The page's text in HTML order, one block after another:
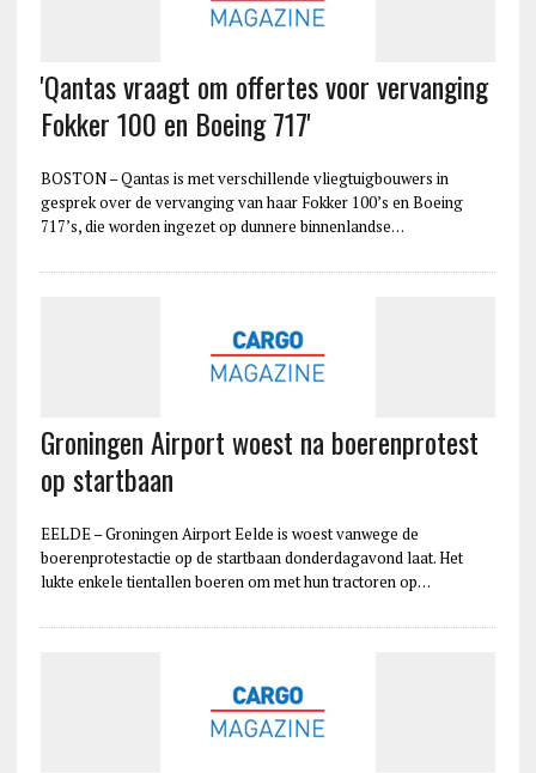
'Qantas vraagt om offertes voor vervanging
Fokker 100 en Boeing 717'
BOSTON – Qantas is met verschillende vliegtuigbouwers in
gesprek over de vervanging van haar Fokker 100’s en Boeing
717’s, die worden ingezet op dunnere binnenlandse…
Groningen Airport woest na boerenprotest
op startbaan
EELDE – Groningen Airport Eelde is woest vanwege de
boerenprotestactie op de startbaan donderdagavond laat. Het
lukte enkele tientallen boeren om met hun tractoren op…